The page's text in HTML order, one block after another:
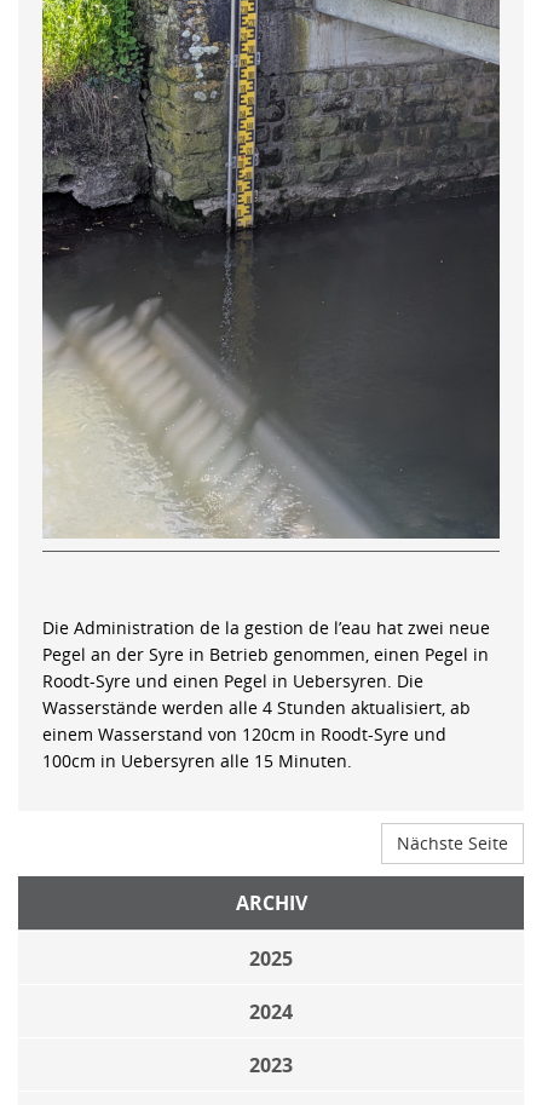
Die Administration de la gestion de l’eau hat zwei neue
Pegel an der Syre in Betrieb genommen, einen Pegel in
Roodt-Syre und einen Pegel in Uebersyren. Die
Wasserstände werden alle 4 Stunden aktualisiert, ab
einem Wasserstand von 120cm in Roodt-Syre und
100cm in Uebersyren alle 15 Minuten.
Nächste Seite
ARCHIV
2025
2024
2023